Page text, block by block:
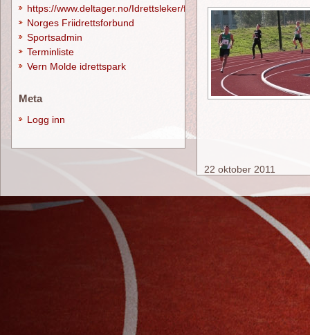
22 oktober 2011
https://www.deltager.no/Idrettsleker/forside
Norges Friidrettsforbund
Sportsadmin
Terminliste
Vern Molde idrettspark
Meta
Logg inn